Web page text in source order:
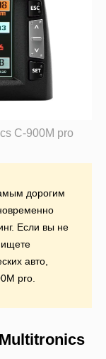
C-900M pro
дорогим
Если вы не
авто,
pro.